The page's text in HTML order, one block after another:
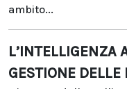
ambito...
L’INTELLIGENZA
GESTIONE